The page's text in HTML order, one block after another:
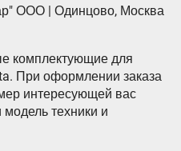
ООО | Одинцово, Москва
комплектующие для
При оформлении заказа
интересующей вас
модель техники и